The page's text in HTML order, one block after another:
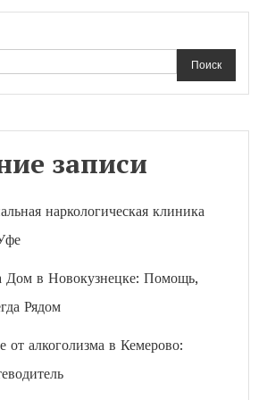
Поиск
записи
наркологическая клиника
Дом в Новокузнецке: Помощь,
Рядом
от алкоголизма в Кемерово: